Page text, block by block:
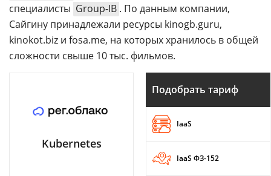
специалисты Group-IB . По данным компании,
Сайгину принадлежали ресурсы kinogb.guru,
kinokot.biz и fosa.me, на которых хранилось в общей
сложности свыше 10 тыс. фильмов.
Kubernetes
Подобрать тариф
IaaS
IaaS ФЗ-152